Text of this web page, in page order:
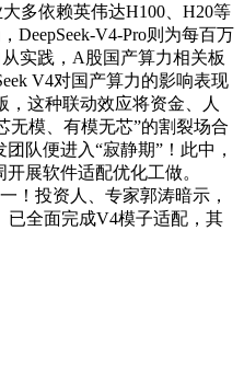
多依赖英伟达H100、H20等
DeepSeek-V4-Pro则为每百万
实践，A股国产算力相关板
V4对国产算力的影响表现
，这种联动效应将资金、人
无模、有模无芯”的割裂场合
队便进入“寂静期”！此中，
展软件适配优化工做。
！投资人、专家郭涛暗示，
已全面完成V4模子适配，其